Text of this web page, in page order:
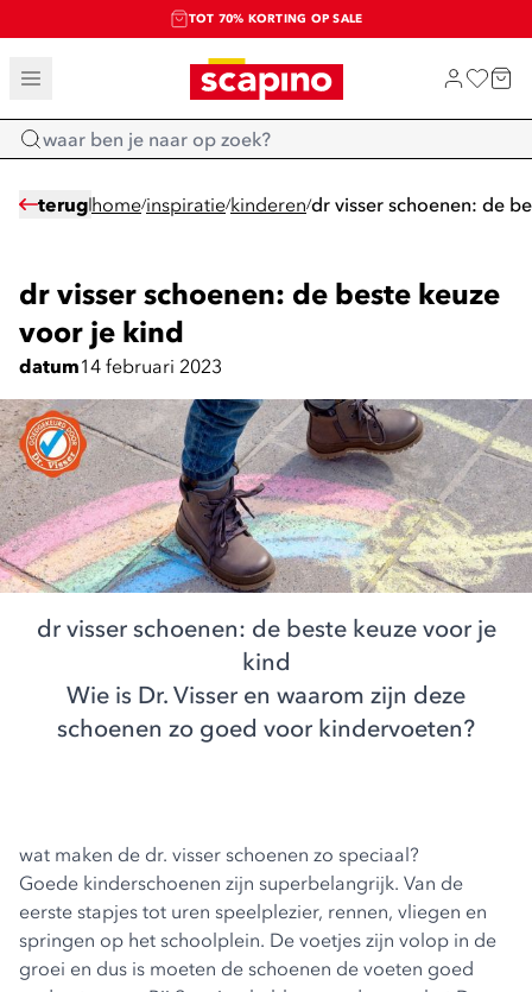
SALE: LAATSTE KANS!
SHOP NIEUW
Home
terug home/inspiratie/kinderen/dr visser schoenen: de
dr visser schoenen: de beste keuze
voor je kind
datum14 februari 2023
dr visser schoenen: de beste keuze voor je
kind
Wie is Dr. Visser en waarom zijn deze
schoenen zo goed voor kindervoeten?
wat maken de dr. visser schoenen zo speciaal?
Goede kinderschoenen zijn superbelangrijk. Van de
eerste stapjes tot uren speelplezier, rennen, vliegen en
springen op het schoolplein. De voetjes zijn volop in de
groei en dus is moeten de schoenen de voeten goed